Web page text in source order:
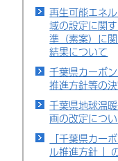
再生可能エネ
域の設定に関
準（素案）に
結果について
千葉県カーボ
推進方針等の
千葉県地球温
画の改定につ
「千葉県カー
ル推進方針 」